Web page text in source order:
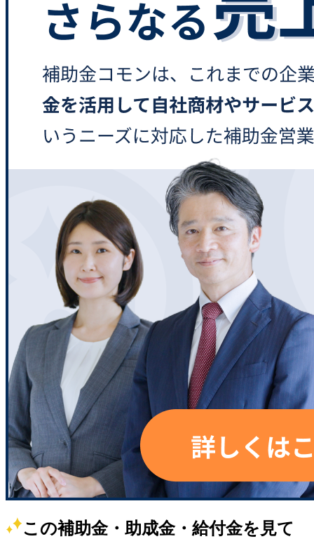
この補助金・助成金・給付金を見て